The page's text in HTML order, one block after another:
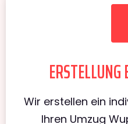
Wir erstellen ein
Ihren Umzug